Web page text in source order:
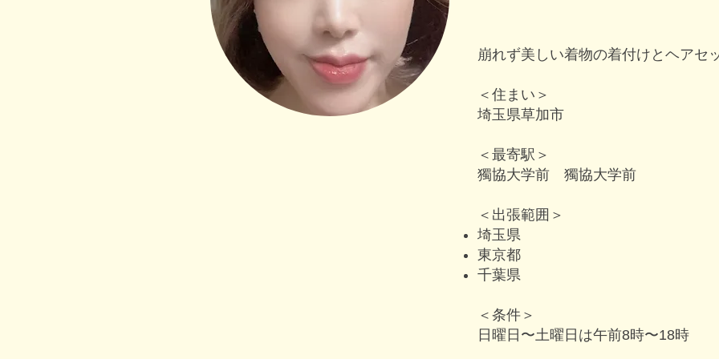
崩れず美しい着物の着付けとヘアセ
＜住まい＞
埼玉県草加市
＜最寄駅＞
獨協大学前 獨協大学前
＜出張範囲＞
埼玉県
東京都
千葉県
＜条件＞
日曜日〜土曜日は午前8時〜18時